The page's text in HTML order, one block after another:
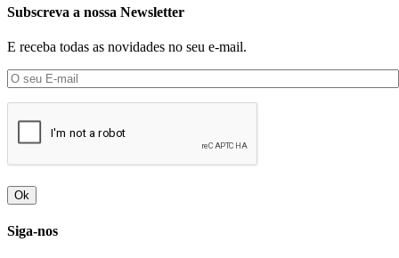
Subscreva a nossa Newsletter
E receba todas as novidades no seu e-mail.
Ok
Siga-nos